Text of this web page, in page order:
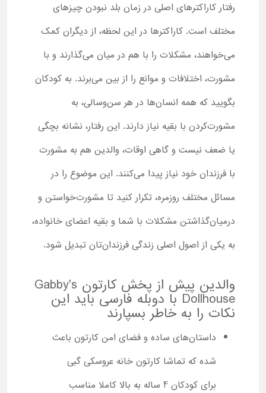
رفتار کاراکترهای اصلی در زمان بلد نبودن چیزهای
مختلف است. کاراکترها در این لحظه، از دیگران کمک
می‌خواهند، مشکلات را با هم در میان می‌گذارند و با
مشورت، اختلافات و موانع را از بین می‌برند. به کودکان
بگویید که همه انسان‌ها در هر سن‌وسالی، به
مشورت‌کردن با بقیه نیاز دارند. این رفتار، نشانه بچگی
یا ضعف نیست و گاهی اوقات، والدین هم به مشورت
با فرزندان خود نیاز پیدا می‌کنند. این موضوع را در
مسائل مختلف روزمره، تکرار کنید تا مشورت‌خواستن و
درمیان‌گذاشتن مشکلات با شما و بقیه اعضای خانواده،
به یکی از اصول اصلی زندگی فرزندان‌تان تبدیل شود.
والدین پیش از پخش کارتون Gabby's
Dollhouse با دوبله فارسی باید این
نکات را به خاطر بسپارند
داستان‌های ساده و فضای امن کارتون باعث
شده که تماشا کارتون خانه عروسکی گبی
برای کودکان 4 ساله به بالا کاملا مناسب